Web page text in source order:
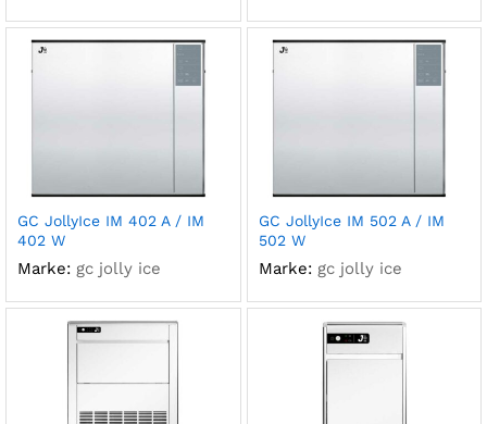
GC JollyIce IM 402 A / IM
402 W
Marke: gc jolly ice
GC JollyIce IM 502 A / IM
502 W
Marke: gc jolly ice